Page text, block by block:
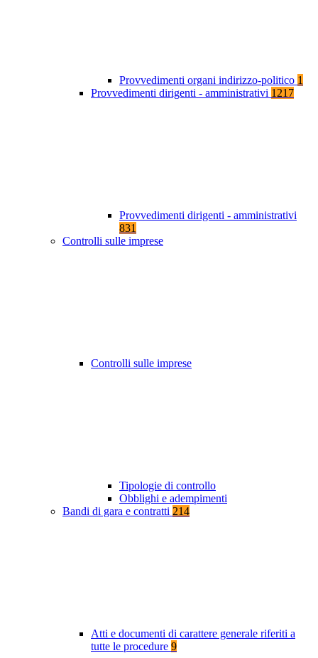
Provvedimenti organi indirizzo-politico 1
Provvedimenti dirigenti - amministrativi 1217
Provvedimenti dirigenti - amministrativi
831
Controlli sulle imprese
Controlli sulle imprese
Tipologie di controllo
Obblighi e adempimenti
Bandi di gara e contratti 214
Atti e documenti di carattere generale riferiti a
tutte le procedure 9